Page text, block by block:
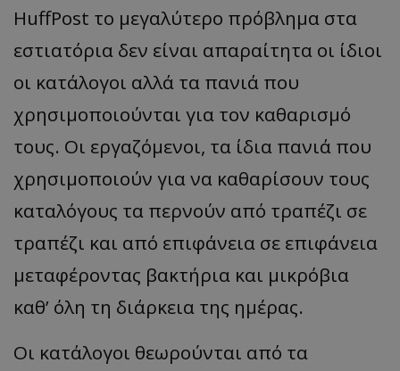
HuffPost το μεγαλύτερο πρόβλημα στα
εστιατόρια δεν είναι απαραίτητα οι ίδιοι
οι κατάλογοι αλλά τα πανιά που
χρησιμοποιούνται για τον καθαρισμό
τους. Οι εργαζόμενοι, τα ίδια πανιά που
χρησιμοποιούν για να καθαρίσουν τους
καταλόγους τα περνούν από τραπέζι σε
τραπέζι και από επιφάνεια σε επιφάνεια
μεταφέροντας βακτήρια και μικρόβια
καθ’ όλη τη διάρκεια της ημέρας.
Οι κατάλογοι θεωρούνται από τα